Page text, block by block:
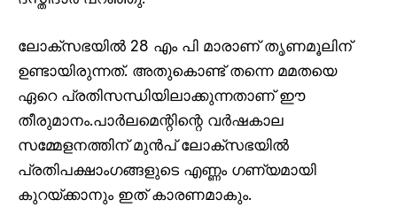
ലോക്സഭയിൽ 28 എം പി മാരാണ് തൃണമൂലിന്
ഉണ്ടായിരുന്നത്. അതുകൊണ്ട് തന്നെ മമതയെ
ഏറെ പ്രതിസന്ധിയിലാക്കുന്നതാണ് ഈ
തീരുമാനം.പാർലമെന്റിന്റെ വർഷകാല
സമ്മേളനത്തിന് മുൻപ് ലോക്സഭയിൽ
പ്രതിപക്ഷാംഗങ്ങളുടെ എണ്ണം ഗണ്യമായി
കുറയ്ക്കാനും ഇത് കാരണമാകും.